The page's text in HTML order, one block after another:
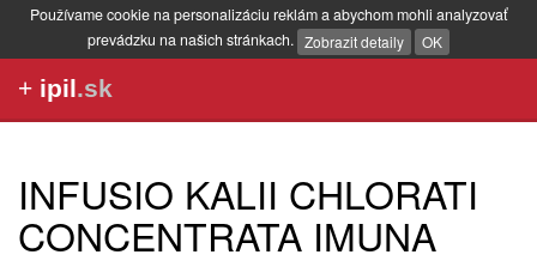
Používame cookie na personalizáciu reklám a abychom mohli analyzovať
prevádzku na našich stránkach. Zobrazit detaily OK
+ ipil.sk
INFUSIO KALII CHLORATI
CONCENTRATA IMUNA